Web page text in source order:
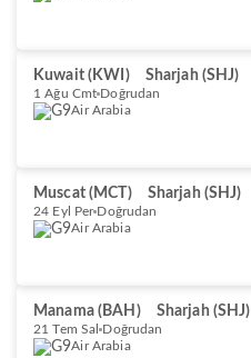
Kuwait (KWI) Sharjah (SHJ)
1 Ağu Cmt Doğrudan
Air Arabia
Muscat (MCT) Sharjah (SHJ)
24 Eyl Per Doğrudan
Air Arabia
Manama (BAH) Sharjah (SHJ)
21 Tem Sal Doğrudan
Air Arabia